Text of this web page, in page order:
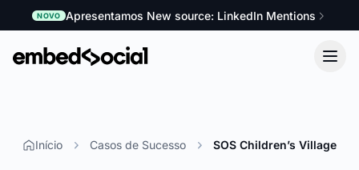
NOVO Apresentamos New source: LinkedIn Mentions
Início Casos de Sucesso SOS Children’s Village